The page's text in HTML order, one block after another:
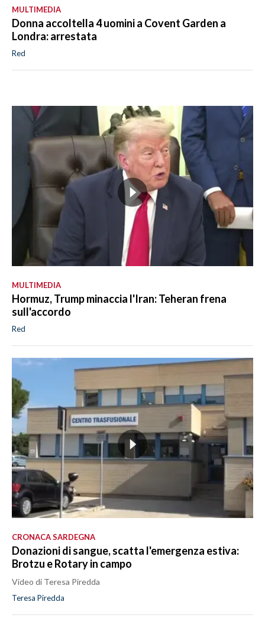
MULTIMEDIA
Donna accoltella 4 uomini a Covent Garden a
Londra: arrestata
Red
MULTIMEDIA
Hormuz, Trump minaccia l'Iran: Teheran frena
sull'accordo
Red
CRONACA SARDEGNA
Donazioni di sangue, scatta l'emergenza estiva:
Brotzu e Rotary in campo
Video di Teresa Piredda
Teresa Piredda